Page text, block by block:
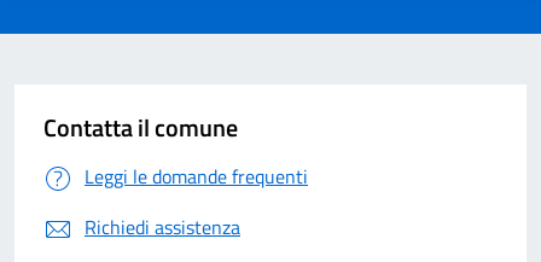
Contatta il comune
Leggi le domande frequenti
Richiedi assistenza